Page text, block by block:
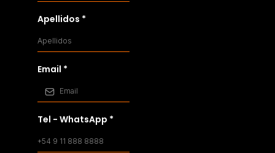
Apellidos *
Email *
Tel - WhatsApp *